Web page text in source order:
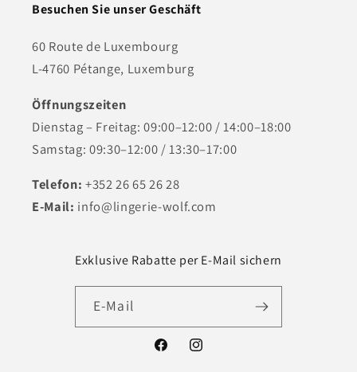
Besuchen Sie unser Geschäft
60 Route de Luxembourg
L-4760 Pétange, Luxemburg
Öffnungszeiten
Dienstag – Freitag: 09:00–12:00 / 14:00–18:00
Samstag: 09:30–12:00 / 13:30–17:00
Telefon: +352 26 65 26 28
E-Mail: info@lingerie-wolf.com
Exklusive Rabatte per E-Mail sichern
E-Mail
FacebookInstagram